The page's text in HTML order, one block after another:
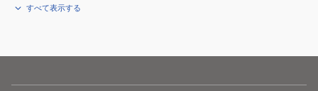
すべて表示する